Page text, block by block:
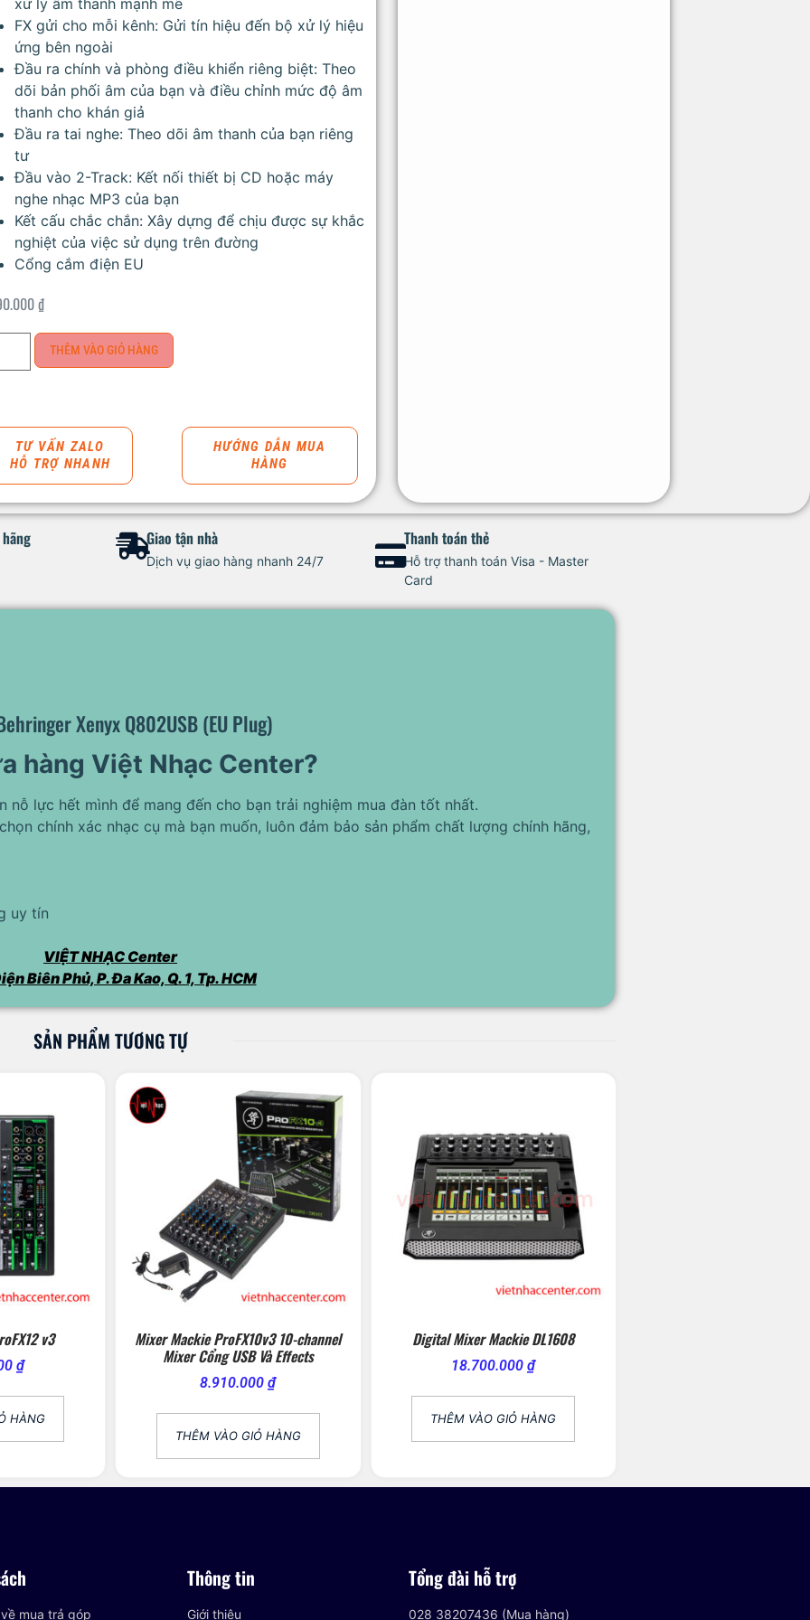
FX gửi cho mỗi kênh: Gửi tín hiệu đến bộ xử lý hiệu
ứng bên ngoài
Đầu ra chính và phòng điều khiển riêng biệt: Theo
dõi bản phối âm của bạn và điều chỉnh mức độ âm
thanh cho khán giả
Đầu ra tai nghe: Theo dõi âm thanh của bạn riêng
tư
Đầu vào 2-Track: Kết nối thiết bị CD hoặc máy
nghe nhạc MP3 của bạn
Kết cấu chắc chắn: Xây dựng để chịu được sự khắc
nghiệt của việc sử dụng trên đường
Cổng cắm điện EU
₫
THÊM VÀO GIỎ HÀNG
TƯ VẤN ZALO
HỖ TRỢ NHANH
HƯỚNG DẪN MUA
HÀNG
Giao tận nhà
Dịch vụ giao hàng nhanh 24/7
Thanh toán thẻ
Hỗ trợ thanh toán Visa - Master
Card
Xenyx Q802USB (EU Plug)
hàng Việt Nhạc Center?
lực hết mình để mang đến cho bạn trải nghiệm mua đàn tốt nhất.
chính xác nhạc cụ mà bạn muốn, luôn đảm bảo sản phẩm chất lượng chính hãng,
uy tín
VIỆT NHẠC Center
Biên Phủ, P. Đa Kao, Q. 1, Tp. HCM
SẢN PHẨM TƯƠNG TỰ
v3
₫
HÀNG
Mixer Mackie ProFX10v3 10-channel
Mixer Cổng USB Và Effects
8.910.000₫
THÊM VÀO GIỎ HÀNG
Digital Mixer Mackie DL1608
18.700.000₫
THÊM VÀO GIỎ HÀNG
mua trả góp
Thông tin
Giới thiệu
Tổng đài hỗ trợ
028 38207436 (Mua hàng)